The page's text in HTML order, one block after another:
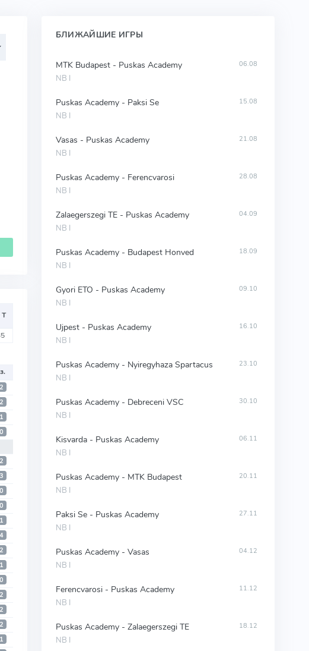
Т
БЛИЖАЙШИЕ ИГРЫ
MTK Budapest - Puskas Academy
NB I
06.08
Puskas Academy - Paksi Se
NB I
15.08
Vasas - Puskas Academy
NB I
21.08
Puskas Academy - Ferencvarosi
NB I
28.08
Zalaegerszegi TE - Puskas Academy
NB I
04.09
Puskas Academy - Budapest Honved
NB I
18.09
Gyori ETO - Puskas Academy
NB I
09.10
Ujpest - Puskas Academy
NB I
16.10
Puskas Academy - Nyiregyhaza Spartacus
NB I
23.10
Puskas Academy - Debreceni VSC
NB I
30.10
Kisvarda - Puskas Academy
NB I
06.11
Puskas Academy - MTK Budapest
NB I
20.11
Paksi Se - Puskas Academy
NB I
27.11
Puskas Academy - Vasas
NB I
04.12
Ferencvarosi - Puskas Academy
NB I
11.12
Puskas Academy - Zalaegerszegi TE
NB I
18.12